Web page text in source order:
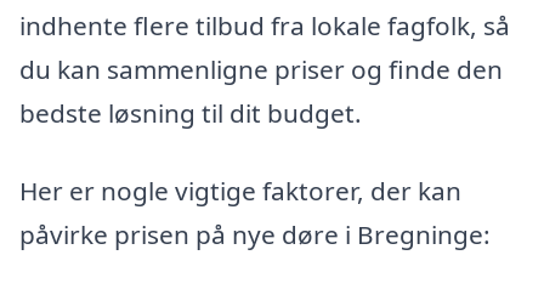
indhente flere tilbud fra lokale fagfolk, så
du kan sammenligne priser og finde den
bedste løsning til dit budget.
Her er nogle vigtige faktorer, der kan
påvirke prisen på nye døre i Bregninge: